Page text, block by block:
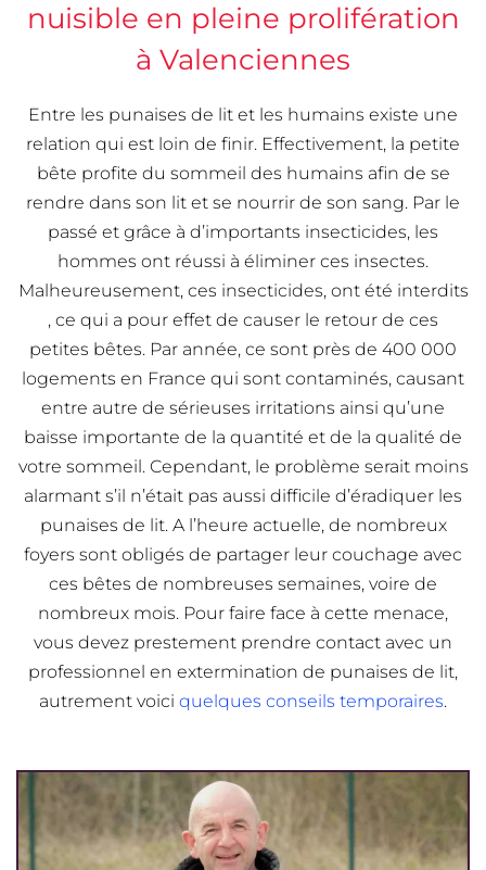
nuisible en pleine prolifération
à Valenciennes
Entre les punaises de lit et les humains existe une
relation qui est loin de finir. Effectivement, la petite
bête profite du sommeil des humains afin de se
rendre dans son lit et se nourrir de son sang. Par le
passé et grâce à d’importants insecticides, les
hommes ont réussi à éliminer ces insectes.
Malheureusement, ces insecticides, ont été interdits
, ce qui a pour effet de causer le retour de ces
petites bêtes. Par année, ce sont près de 400 000
logements en France qui sont contaminés, causant
entre autre de sérieuses irritations ainsi qu’une
baisse importante de la quantité et de la qualité de
votre sommeil. Cependant, le problème serait moins
alarmant s’il n’était pas aussi difficile d’éradiquer les
punaises de lit. A l’heure actuelle, de nombreux
foyers sont obligés de partager leur couchage avec
ces bêtes de nombreuses semaines, voire de
nombreux mois. Pour faire face à cette menace,
vous devez prestement prendre contact avec un
professionnel en extermination de punaises de lit,
autrement voici quelques conseils temporaires.